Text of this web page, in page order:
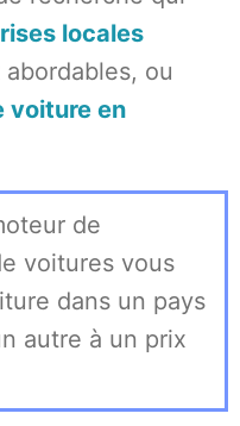
locales
ou
voiture en
de
voitures vous
dans un pays
autre à un prix